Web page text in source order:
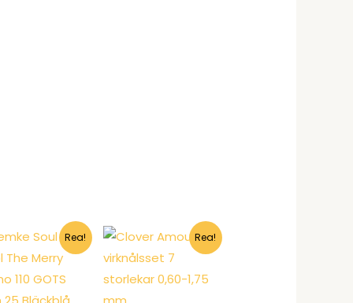
Rea! Rea!